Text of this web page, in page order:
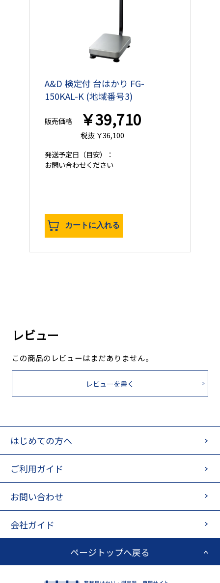
A&D 検定付 台はかり FG-
150KAL-K (地域番号3)
販売価格 ￥39,710
税抜 ￥36,100
発送予定日 （目安）：
お問い合わせください
カートに入れる
レビュー
この商品のレビューはまだありません。
レビューを書く
はじめての方へ
ご利用ガイド
お問い合わせ
会社ガイド
ページトップへ戻る